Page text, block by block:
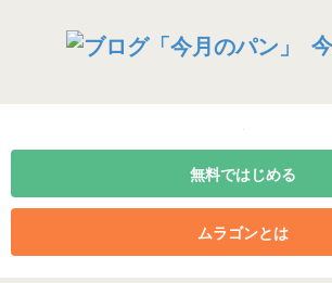
無料ではじめる
ムラゴンとは